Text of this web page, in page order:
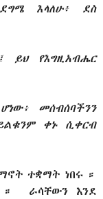
እላለሁ፥ ደስ
ይህ የእግዚአብሔር
መሰብሰባችንን
ቀኑ ሲቀርብ
ተቋማት ነበሩ ።
። ራሳቸውን እንደ